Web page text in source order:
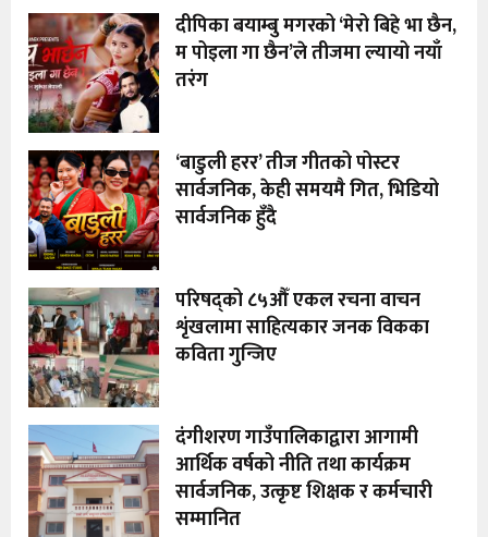
दीपिका बयाम्बु मगरको ‘मेरो बिहे भा छैन,
म पोइला गा छैन’ले तीजमा ल्यायो नयाँ
तरंग
‘बाडुली हरर’ तीज गीतको पोस्टर
सार्वजनिक, केही समयमै गित, भिडियो
सार्वजनिक हुँदै
परिषद्को ८५औँ एकल रचना वाचन
शृंखलामा साहित्यकार जनक विकका
कविता गुन्जिए
दंगीशरण गाउँपालिकाद्वारा आगामी
आर्थिक वर्षको नीति तथा कार्यक्रम
सार्वजनिक, उत्कृष्ट शिक्षक र कर्मचारी
सम्मानित